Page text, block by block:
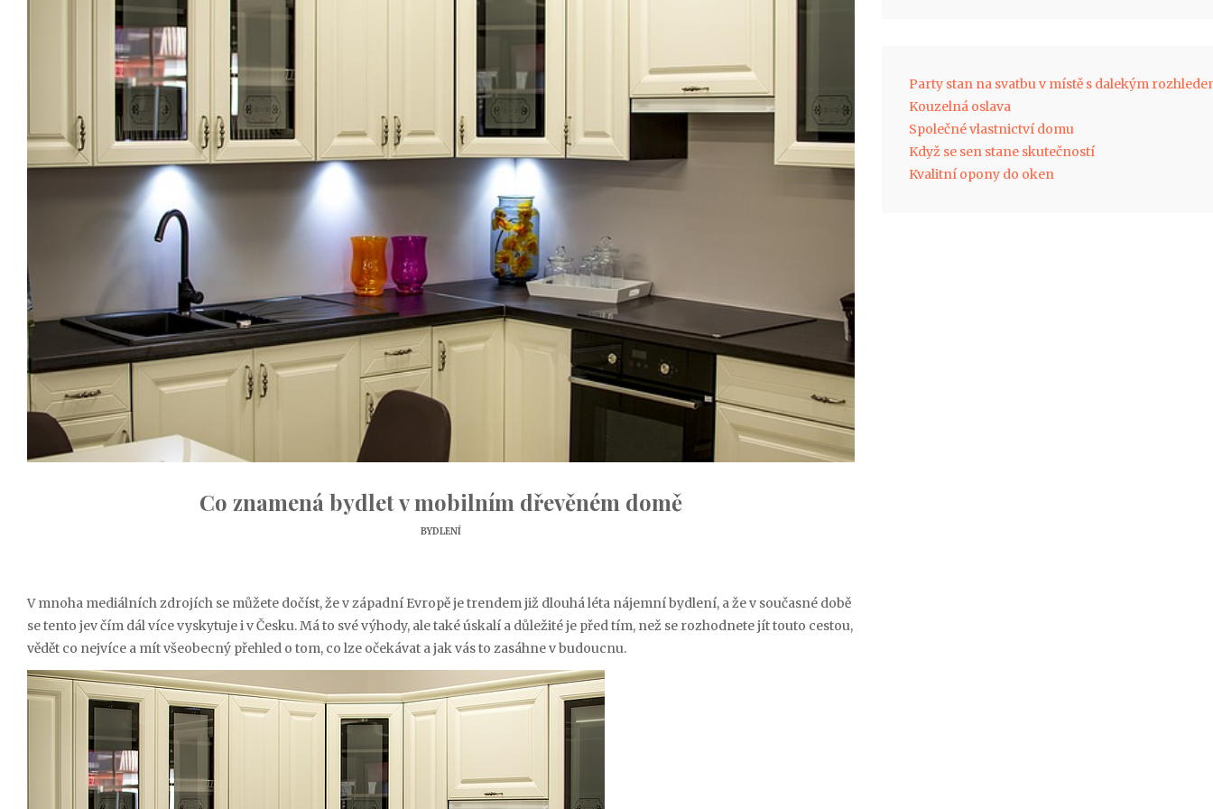
Co znamená bydlet v mobilním dřevěném domě
BYDLENÍ
V mnoha mediálních zdrojích se můžete dočíst, že v západní Evropě je trendem již dlouhá léta nájemní bydlení, a že v současné době
se tento jev čím dál více vyskytuje i v Česku. Má to své výhody, ale také úskalí a důležité je před tím, než se rozhodnete jít touto cestou,
vědět co nejvíce a mít všeobecný přehled o tom, co lze očekávat a jak vás to zasáhne v budoucnu.
Party stan na svatbu v místě s dalekým
Kouzelná oslava
Společné vlastnictví domu
Když se sen stane skutečností
Kvalitní opony do oken